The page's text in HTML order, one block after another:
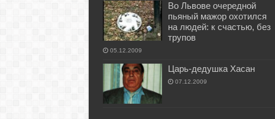
Во Львове очередной
пьяный мажор охотился
на людей: к счастью, без
трупов
05.12.2009
Царь-дедушка Хасан
07.12.2009